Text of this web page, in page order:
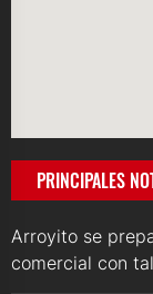
PRINCIPALES
Arroyito se
comercial con